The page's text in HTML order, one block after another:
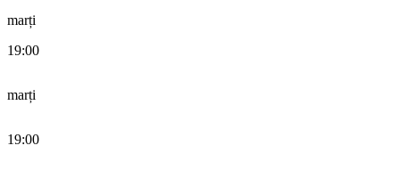
marți
19:00
marți
19:00